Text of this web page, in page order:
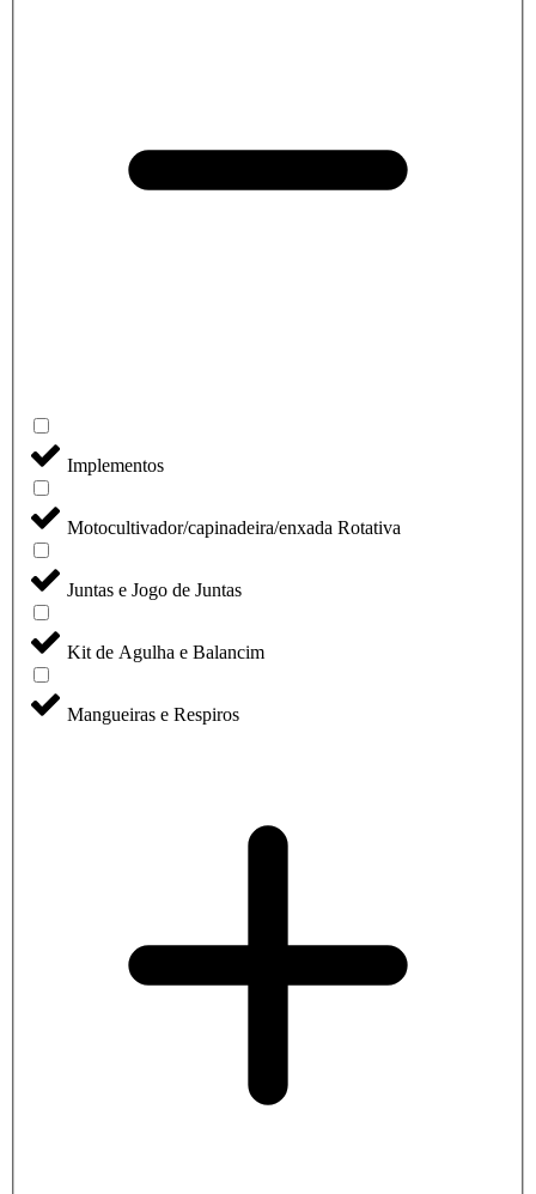
Implementos
Motocultivador/capinadeira/enxada Rotativa
Juntas e Jogo de Juntas
Kit de Agulha e Balancim
Mangueiras e Respiros